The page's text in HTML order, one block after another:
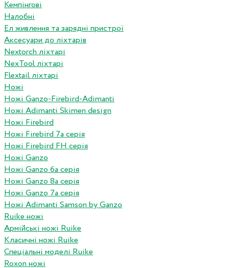
Кемпінгові
Налобні
Ел живлення та зарядні пристрої
Аксесуари до ліхтарів
Nextorch ліхтарі
NexTool ліхтарі
Flextail ліхтарі
Ножі
Ножі Ganzo-Firebird-Adimanti
Ножі Adimanti Skimen design
Ножі Firebird
Ножі Firebird 7а серія
Ножі Firebird FH серія
Ножі Ganzo
Ножі Ganzo 6а серія
Ножі Ganzo 8а серія
Ножі Ganzo 7а серія
Ножі Adimanti Samson by Ganzo
Ruike ножі
Армійські ножі Ruike
Класичні ножі Ruike
Спеціальні моделі Ruike
Roxon ножi